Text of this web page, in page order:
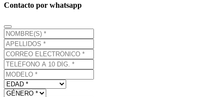
Contacto por whatsapp